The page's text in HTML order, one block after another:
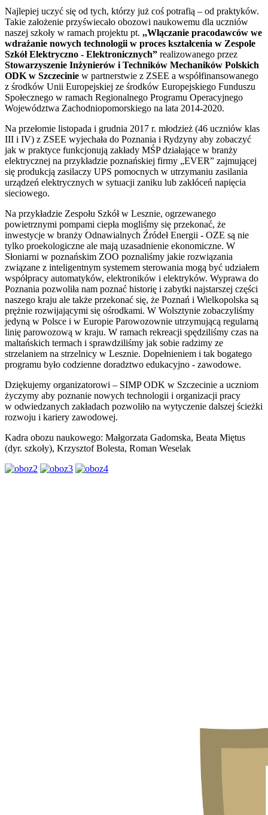
Najlepiej uczyć się od tych, którzy już coś potrafią – od praktyków.
Takie założenie przyświecało obozowi naukowemu dla uczniów
naszej szkoły w ramach projektu pt. ,,Włączanie pracodawców we
wdrażanie nowych technologii w proces kształcenia w Zespole
Szkół Elektryczno - Elektronicznych” realizowanego przez
Stowarzyszenie Inżynierów i Techników Mechaników Polskich
ODK w Szczecinie w partnerstwie z ZSEE a współfinansowanego
z środków Unii Europejskiej ze środków Europejskiego Funduszu
Społecznego w ramach Regionalnego Programu Operacyjnego
Województwa Zachodniopomorskiego na lata 2014-2020.
Na przełomie listopada i grudnia 2017 r. młodzież (46 uczniów klas
III i IV) z ZSEE wyjechała do Poznania i Rydzyny aby zobaczyć
jak w praktyce funkcjonują zakłady MŚP działające w branży
elektrycznej na przykładzie poznańskiej firmy „EVER” zajmującej
się produkcją zasilaczy UPS pomocnych w utrzymaniu zasilania
urządzeń elektrycznych w sytuacji zaniku lub zakłóceń napięcia
sieciowego.
Na przykładzie Zespołu Szkół w Lesznie, ogrzewanego
powietrznymi pompami ciepła mogliśmy się przekonać, że
inwestycje w branży Odnawialnych Źródeł Energii - OZE są nie
tylko proekologiczne ale mają uzasadnienie ekonomiczne. W
Słoniarni w poznańskim ZOO poznaliśmy jakie rozwiązania
związane z inteligentnym systemem sterowania mogą być udziałem
współpracy automatyków, elektroników i elektryków. Wyprawa do
Poznania pozwoliła nam poznać historię i zabytki najstarszej części
naszego kraju ale także przekonać się, że Poznań i Wielkopolska są
prężnie rozwijającymi się ośrodkami. W Wolsztynie zobaczyliśmy
jedyną w Polsce i w Europie Parowozownie utrzymującą regularną
linię parowozową w kraju. W ramach rekreacji spędziliśmy czas na
maltańskich termach i sprawdziliśmy jak sobie radzimy ze
strzelaniem na strzelnicy w Lesznie. Dopełnieniem i tak bogatego
programu było codzienne doradztwo edukacyjno - zawodowe.
Dziękujemy organizatorowi – SIMP ODK w Szczecinie a uczniom
życzymy aby poznanie nowych technologii i organizacji pracy
w odwiedzanych zakładach pozwoliło na wytyczenie dalszej ścieżki
rozwoju i kariery zawodowej.
Kadra obozu naukowego: Małgorzata Gadomska, Beata Miętus
(dyr. szkoły), Krzysztof Bolesta, Roman Weselak